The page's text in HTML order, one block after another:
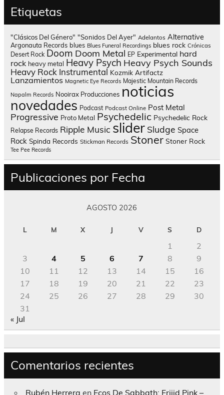
Etiquetas
"Clásicos Del Género" "Sonidos Del Ayer" Adelantos Alternative
Argonauta Records blues Blues Funeral Recordings blues rock Crónicas
Desert Rock Doom Doom Metal EP Experimental hard
rock heavy metal Heavy Psych Heavy Psych Sounds
Heavy Rock Instrumental Kozmik Artifactz
Lanzamientos Magnetic Eye Records Majestic Mountain Records
Napalm Records Nooirax Producciones noticias
novedades Podcast Podcast Online Post Metal
Progressive Proto Metal Psychedelic Psychedelic Rock
Relapse Records Ripple Music slider Sludge Space
Rock Spinda Records Stickman Records Stoner Stoner Rock
Tee Pee Records
Publicaciones por Fecha
AGOSTO 2026
L M X J V S D
1
2
3
4 5 6 7 8
9
10
11 12 13 14 15
16
17
18 19 20 21 22
23
24
25 26 27 28 29
30
31
« Jul
Comentarios recientes
Rubén Herrera en Ecos De Sabbath; Frijid Pink –